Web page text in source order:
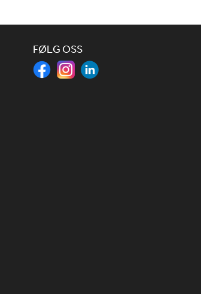
FØLG OSS